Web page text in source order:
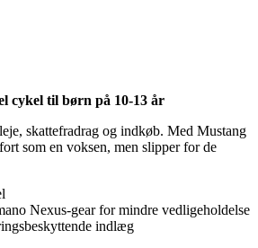
cykel til børn på 10-13 år
skattefradrag og indkøb. Med Mustang
som en voksen, men slipper for de
Nexus-gear for mindre vedligeholdelse
indlæg